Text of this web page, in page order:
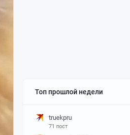
Топ прошлой недели
truekpru
71 пост